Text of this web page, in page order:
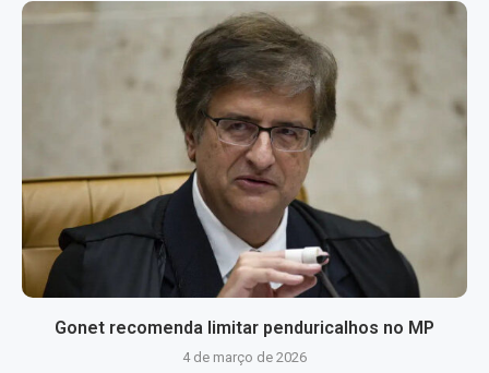
Gonet recomenda limitar penduricalhos no MP
4 de março de 2026